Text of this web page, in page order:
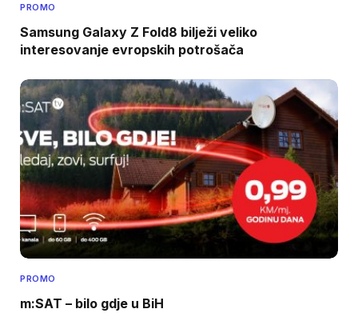
PROMO
Samsung Galaxy Z Fold8 bilježi veliko
interesovanje evropskih potrošača
PROMO
m:SAT – bilo gdje u BiH